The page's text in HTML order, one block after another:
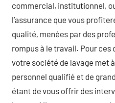
commercial, institutionnel,
l’assurance que vous
qualité, menées par des
rompus à le travail. Pour
votre société de lavage met
personnel qualifié et de
étant de vous offrir des